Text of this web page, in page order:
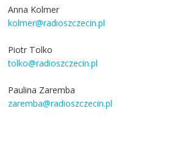
Anna Kolmer
kolmer@radioszczecin.pl
Piotr Tolko
tolko@radioszczecin.pl
Paulina Zaremba
zaremba@radioszczecin.pl